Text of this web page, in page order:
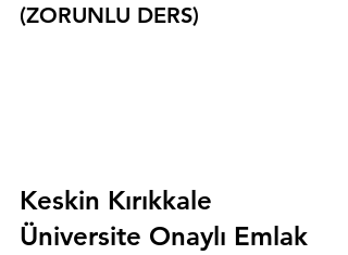
(ZORUNLU DERS)
Keskin Kırıkkale
Üniversite Onaylı Emlak